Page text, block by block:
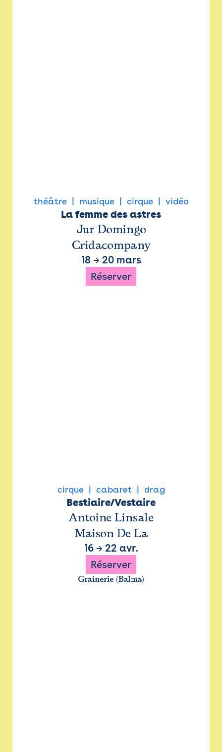
théâtre musique cirque vidéo
La femme des astres
Jur Domingo
Cridacompany
18 → 20 mars
Réserver
cirque cabaret drag
Bestiaire/Vestaire
Antoine Linsale
Maison De La
16→ 22 avr.
Réserver
Grainerie (Balma)